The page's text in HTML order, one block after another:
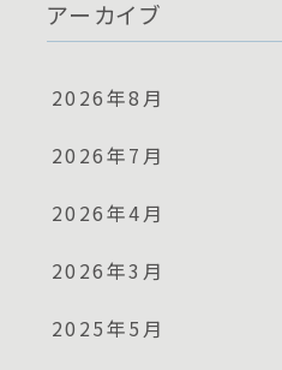
アーカイブ
2026年8月
2026年7月
2026年4月
2026年3月
2025年5月